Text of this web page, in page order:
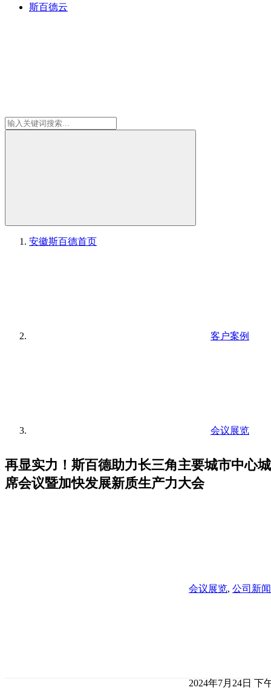
斯百德云
安徽斯百德首页
客户案例
会议展览
再显实力！斯百德助力长三角主要城市中心
席会议暨加快发展新质生产力大会
会议展览, 公司新闻
2024年7月24日 下